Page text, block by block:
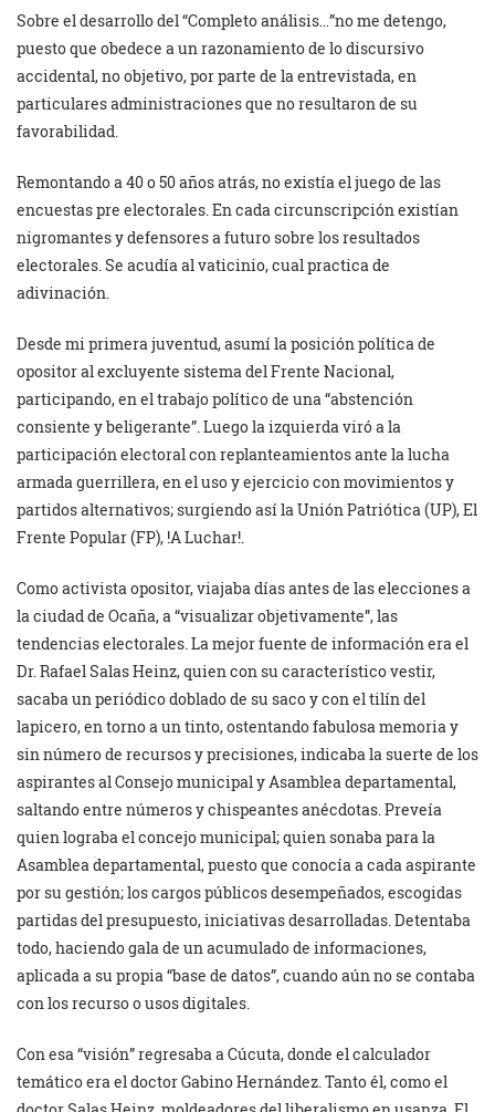
Sobre el desarrollo del “Completo análisis…”no me detengo,
puesto que obedece a un razonamiento de lo discursivo
accidental, no objetivo, por parte de la entrevistada, en
particulares administraciones que no resultaron de su
favorabilidad.
Remontando a 40 o 50 años atrás, no existía el juego de las
encuestas pre electorales. En cada circunscripción existían
nigromantes y defensores a futuro sobre los resultados
electorales. Se acudía al vaticinio, cual practica de
adivinación.
Desde mi primera juventud, asumí la posición política de
opositor al excluyente sistema del Frente Nacional,
participando, en el trabajo político de una “abstención
consiente y beligerante”. Luego la izquierda viró a la
participación electoral con replanteamientos ante la lucha
armada guerrillera, en el uso y ejercicio con movimientos y
partidos alternativos; surgiendo así la Unión Patriótica (UP), El
Frente Popular (FP), !A Luchar!.
Como activista opositor, viajaba días antes de las elecciones a
la ciudad de Ocaña, a “visualizar objetivamente”, las
tendencias electorales. La mejor fuente de información era el
Dr. Rafael Salas Heinz, quien con su característico vestir,
sacaba un periódico doblado de su saco y con el tilín del
lapicero, en torno a un tinto, ostentando fabulosa memoria y
sin número de recursos y precisiones, indicaba la suerte de los
aspirantes al Consejo municipal y Asamblea departamental,
saltando entre números y chispeantes anécdotas. Preveía
quien lograba el concejo municipal; quien sonaba para la
Asamblea departamental, puesto que conocía a cada aspirante
por su gestión; los cargos públicos desempeñados, escogidas
partidas del presupuesto, iniciativas desarrolladas. Detentaba
todo, haciendo gala de un acumulado de informaciones,
aplicada a su propia “base de datos”, cuando aún no se contaba
con los recurso o usos digitales.
Con esa “visión” regresaba a Cúcuta, donde el calculador
temático era el doctor Gabino Hernández. Tanto él, como el